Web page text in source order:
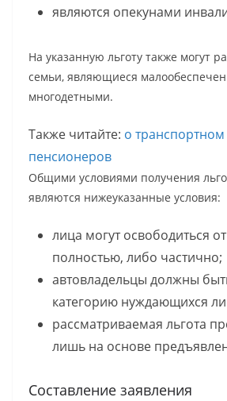
являются опекунами
На указанную льготу также могут
семьи, являющиеся
многодетными.
Также читайте: о транспортном
пенсионеров
Общими условиями получения
являются нижеуказанные условия:
лица могут освободиться
полностью, либо частично;
автовладельцы должны
категорию нуждающихся
рассматриваемая льгота
лишь на основе
Составление заявления